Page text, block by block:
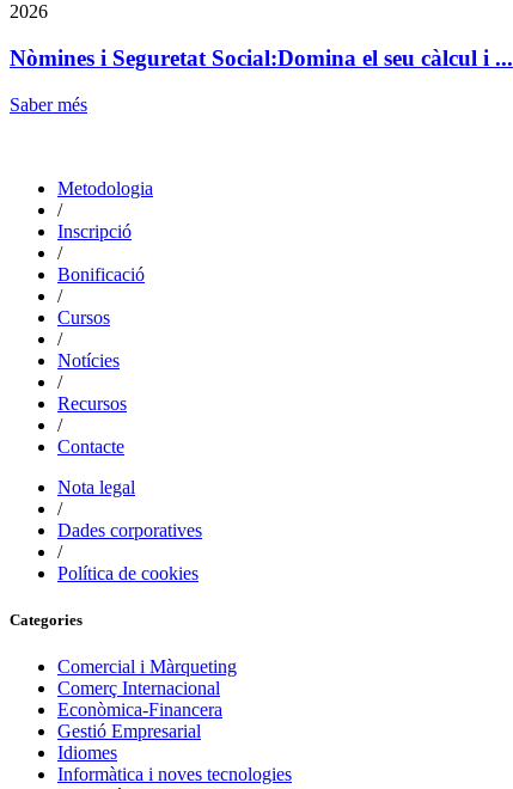
2026
Nòmines i Seguretat Social:Domina el seu càlcul i ...
Saber més
Metodologia
/
Inscripció
/
Bonificació
/
Cursos
/
Notícies
/
Recursos
/
Contacte
Nota legal
/
Dades corporatives
/
Política de cookies
Categories
Comercial i Màrqueting
Comerç Internacional
Econòmica-Financera
Gestió Empresarial
Idiomes
Informàtica i noves tecnologies